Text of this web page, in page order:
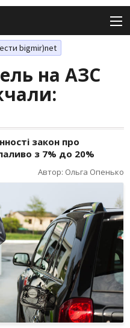
bigmir)net
на АЗС
закон про
з 7% до 20%
Автор: Ольга Опенько